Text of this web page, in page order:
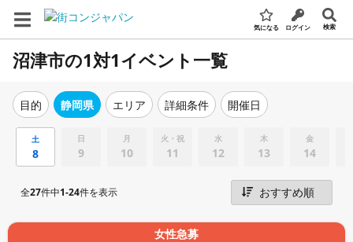
気になる ログイン 検索
沼津市の1対1イベント一覧
目的 静岡県 エリア 詳細条件 開催日
土
8
日
9
月
10
火・祝
11
水
12
木
13
金
14
全27件中1-24件を表示
女性急募